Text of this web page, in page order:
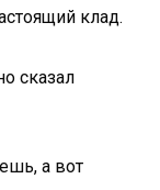
клад.
сказал
а вот